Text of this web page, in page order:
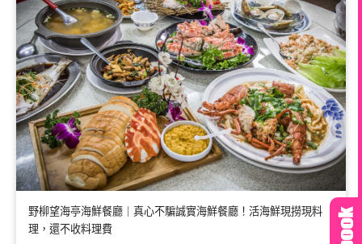
野柳望海亭海鮮餐廳｜真心不騙誠實海鮮餐廳！活海鮮現撈現料
理，還不收料理費